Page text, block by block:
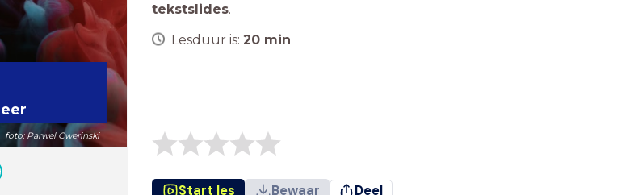
foto: Parwel Cwerinski
tekstslides.
Lesduur is: 20 min
Start les Bewaar Deel